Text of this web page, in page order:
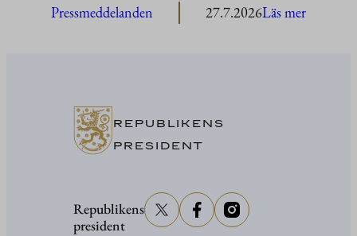
Pressmeddelanden 27.7.2026Läs mer:
REPUBLIKENS
PRESIDENT
Republikens
president